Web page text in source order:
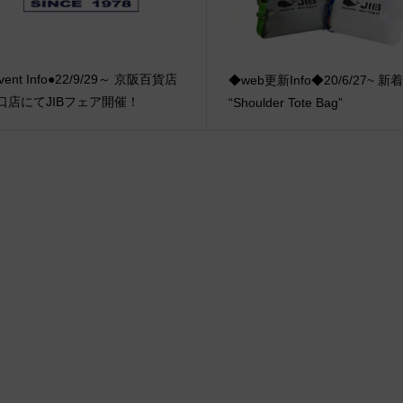
Info●22/9/29～ 京阪百貨店
店にてJIBフェア開催！
◆web更新Info◆20/6/27~ 新
“Shoulder Tote Bag”